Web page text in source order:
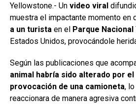
Yellowstone.- Un video viral
muestra el impactante momento en
a un turista en el Parque
Estados Unidos, provocándole
Según las publicaciones que
animal habría sido alterado por el
provocación de una camioneta,
reaccionara de manera agresiva